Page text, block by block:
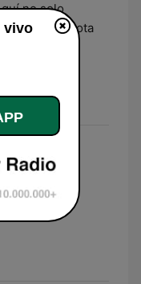
no solo
cada nota
vivo